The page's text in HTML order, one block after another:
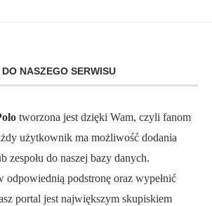
NASZEGO SERWISU
tworzona jest dzięki Wam, czyli fanom
użytkownik ma możliwość dodania
zespołu do naszej bazy danych.
odpowiednią podstronę oraz wypełnić
portal jest największym skupiskiem